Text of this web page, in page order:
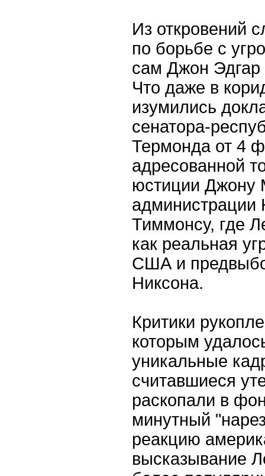
Из откровений
по борьбе с
сам Джон Эдгар
Что даже в
изумились
сенатора-
Термонда от 4
адресованной
юстиции Джону
администрации
Тиммонсу, где
как реальная
США и
Никсона.
Критики
которым
уникальные
считавшиеся
раскопали в
минутный
реакцию
высказывание